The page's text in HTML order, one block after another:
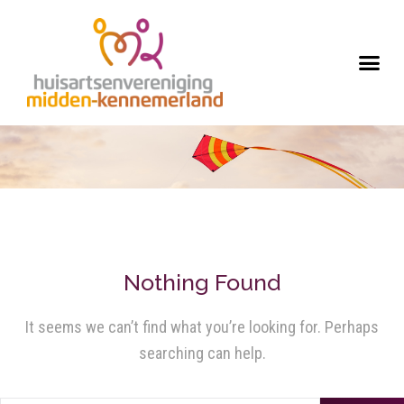
Nothing Found
It seems we can’t find what you’re looking for. Perhaps
searching can help.